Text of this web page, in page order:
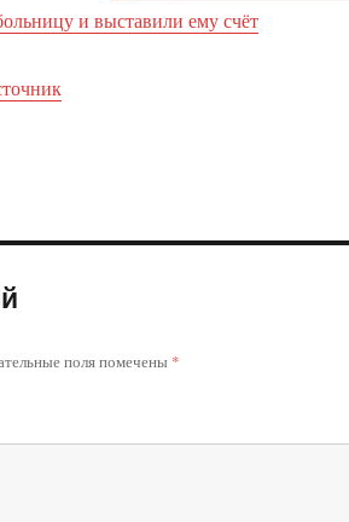
и выставили ему счёт
поля помечены *